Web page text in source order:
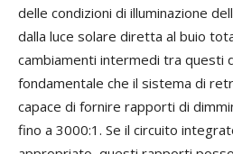
delle condizioni di illuminazione
dalla luce solare diretta al buio
cambiamenti intermedi tra questi
fondamentale che il sistema di
capace di fornire rapporti di
fino a 3000:1. Se il circuito